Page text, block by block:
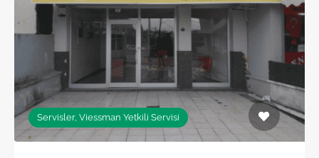
Servisler, Viessman Yetkili Servisi